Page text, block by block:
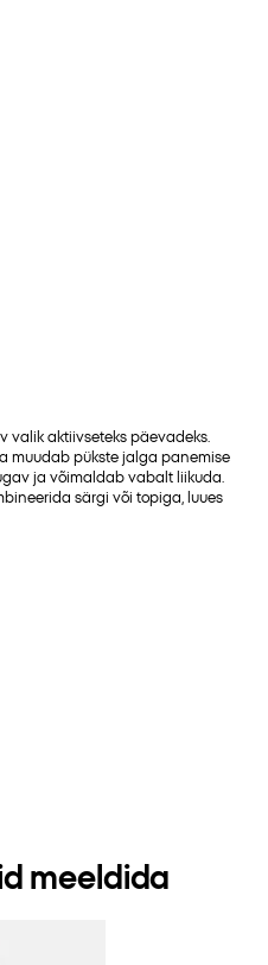
valik aktiivseteks päevadeks.
muudab pükste jalga panemise
ja võimaldab vabalt liikuda.
särgi või topiga, luues
meeldida